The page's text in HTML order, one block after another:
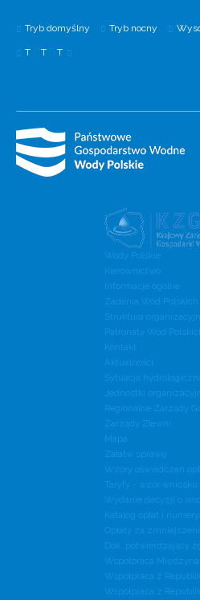
Tryb domyślny Tryb nocny
T T T
Wody Polskie
Kierownictwo
Informacje ogólne
Zadania Wód Polskich
Struktura
Patronaty Wód
Kontakt
Aktualności
Sytuacja
Jednostki
Regionalne Zarządy
Zarządy Zlewni
Mapa
Załatw sprawę
Wzory oświadczeń
Taryfy - wzór
Wydanie decyzji o
Katalog opłat i
Opłaty za
Dok. potwierdzający
Współpraca
Współpraca z
Współpraca z